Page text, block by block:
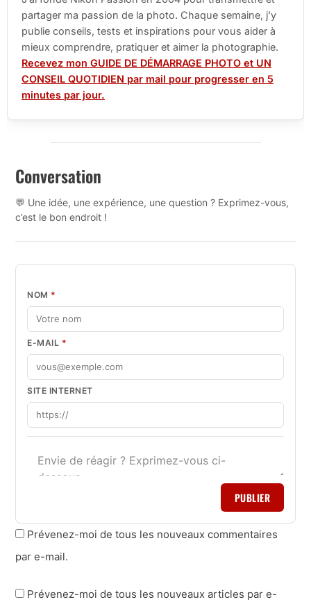
partager ma passion de la photo. Chaque semaine, j’y
publie conseils, tests et inspirations pour vous aider à
mieux comprendre, pratiquer et aimer la photographie.
Recevez mon GUIDE DE DÉMARRAGE PHOTO et UN
CONSEIL QUOTIDIEN par mail pour progresser en 5
minutes par jour.
Conversation
💬 Une idée, une expérience, une question ? Exprimez-vous,
c’est le bon endroit !
NOM *
E-MAIL *
SITE INTERNET
PUBLIER
Prévenez-moi de tous les nouveaux commentaires
par e-mail.
Prévenez-moi de tous les nouveaux articles par e-